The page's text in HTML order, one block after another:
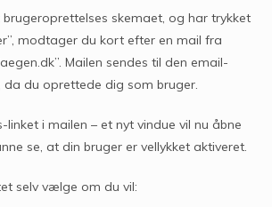
skemaet, og har trykket
modtager du kort efter en mail fra
Mailen sendes til den email-
da du oprettede dig som bruger.
linket i mailen – et nyt vindue vil nu åbne
se, at din bruger er vellykket aktiveret.
selv vælge om du vil: